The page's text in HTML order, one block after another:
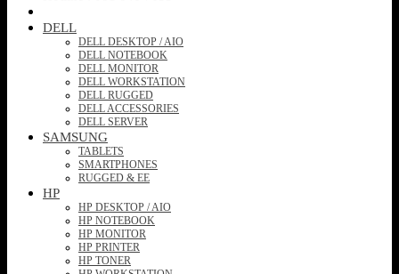
DELL
DELL DESKTOP / AIO
DELL NOTEBOOK
DELL MONITOR
DELL WORKSTATION
DELL RUGGED
DELL ACCESSORIES
DELL SERVER
SAMSUNG
TABLETS
SMARTPHONES
RUGGED & EE
HP
HP DESKTOP / AIO
HP NOTEBOOK
HP MONITOR
HP PRINTER
HP TONER